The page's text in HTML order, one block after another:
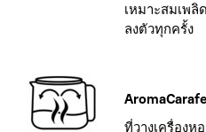
เหมาะสมเพ
ลงตัวทุกครั้ง
ที่วางเครื่อง